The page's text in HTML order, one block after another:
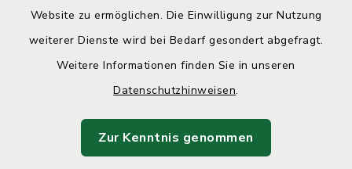
Website zu ermöglichen. Die Einwilligung zur Nutzung
weiterer Dienste wird bei Bedarf gesondert abgefragt.
Weitere Informationen finden Sie in unseren
Datenschutzhinweisen.
Zur Kenntnis genommen
Datenschutz
Impressum
Sitemap
Cookie-Einstellungen